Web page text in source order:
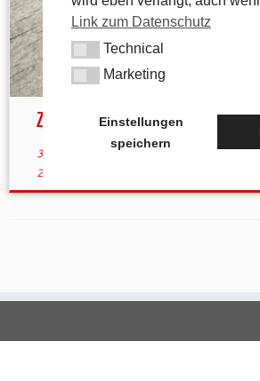
Zwei Freunde – zwei Bänke auf
30. September 2022 vontk
2023
Link zum Datenschutz
TechnicalTechnical
MarketingMarketing
Einstellungen
speichern